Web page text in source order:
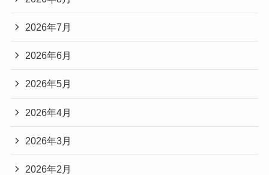
2026年7月
2026年6月
2026年5月
2026年4月
2026年3月
2026年2月